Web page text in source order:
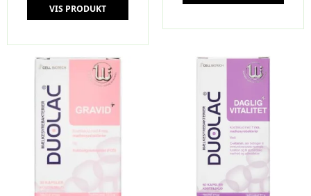
VIS PRODUKT